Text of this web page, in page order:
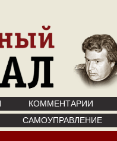
КОММЕНТАРИИ
САМОУПРАВЛЕНИЕ